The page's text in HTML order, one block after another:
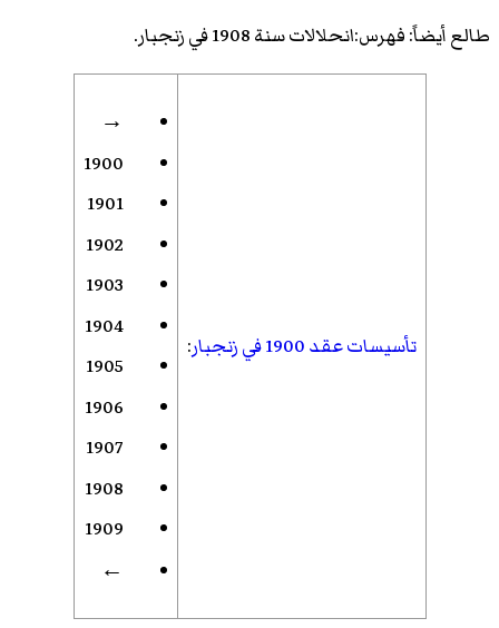
طالع أيضاً:فهرس:انحلالات سنة 1908 في زنجبار .
تأسيسات عقد 1900 في زنجبار :
→
1900
1901
1902
1903
1904
1905
1906
1907
1908
1909
←